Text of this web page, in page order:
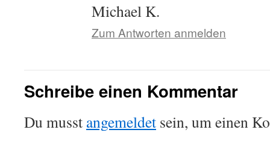
Michael K.
Zum Antworten anmelden
Schreibe einen Kommentar
Du musst angemeldet sein, um einen